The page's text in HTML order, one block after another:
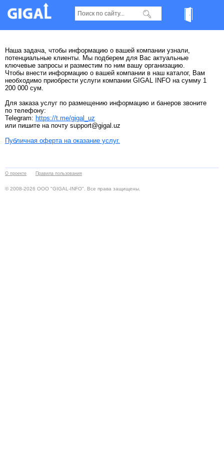
Наша задача, чтобы информацию о вашей компании узнали,
потенциальные клиенты. Мы подберем для Вас актуальные
ключевые запросы и разместим по ним вашу организацию.
Чтобы внести информацию о вашей компании в наш каталог, Вам
необходимо приобрести услуги компании GIGAL INFO на сумму 1
200 000 сум.
Для заказа услуг по размещению информацию и банеров звоните
по телефону:
Telegram: https://t.me/gigal_uz
или пишите на почту support@gigal.uz
Публичная оферта на оказание услуг.
О проекте Правила пользования
© 2008-2026 ООО "GIGAL-INFO". Все права защищены.